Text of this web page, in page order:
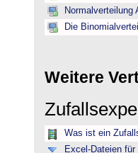
Normalverteilung
Die
Weitere
Was ist ein
Excel-Dateien